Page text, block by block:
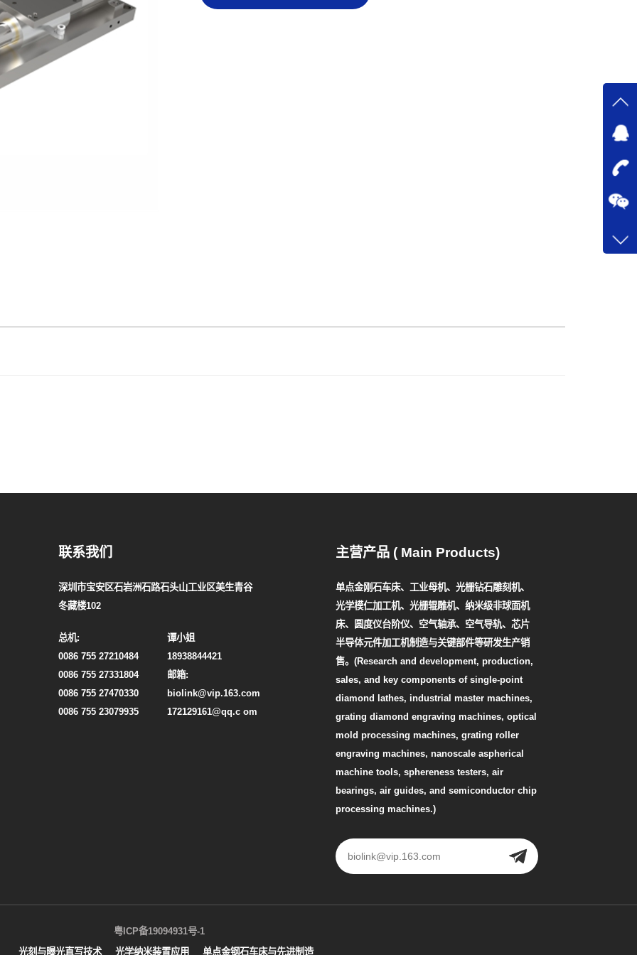
联系我们
深圳市宝安区石岩洲石路石头山工业区美生青谷
冬藏楼102
总机:
谭小姐
0086 755 27210484
18938844421
0086 755 27331804
邮箱:
0086 755 27470330
biolink@vip.163.com
0086 755 23079935
172129161@qq.c om
主营产品 ( Main Products)
单点金刚石车床、工业母机、光栅钻石雕刻机、
光学模仁加工机、光栅辊雕机、纳米级非球面机
床、圆度仪台阶仪、空气轴承、空气导轨、芯片
半导体元件加工机制造与关键部件等研发生产销
售。(Research and development, production,
sales, and key components of single-point
diamond lathes, industrial master machines,
grating diamond engraving machines, optical
mold processing machines, grating roller
engraving machines, nanoscale aspherical
machine tools, sphereness testers, air
bearings, air guides, and semiconductor chip
processing machines.)
粤ICP备19094931号-1
光刻与曝光直写技术
光学纳米装置应用 单点金钢石车床与先进制造